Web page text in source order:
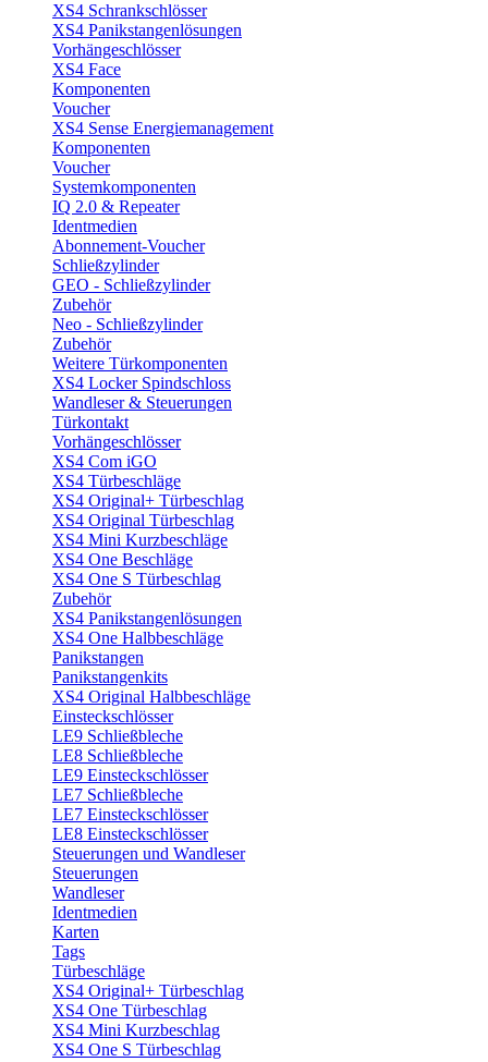
XS4 Schrankschlösser
XS4 Panikstangenlösungen
Vorhängeschlösser
XS4 Face
Komponenten
Voucher
XS4 Sense Energiemanagement
Komponenten
Voucher
Systemkomponenten
IQ 2.0 & Repeater
Identmedien
Abonnement-Voucher
Schließzylinder
GEO - Schließzylinder
Zubehör
Neo - Schließzylinder
Zubehör
Weitere Türkomponenten
XS4 Locker Spindschloss
Wandleser & Steuerungen
Türkontakt
Vorhängeschlösser
XS4 Com iGO
XS4 Türbeschläge
XS4 Original+ Türbeschlag
XS4 Original Türbeschlag
XS4 Mini Kurzbeschläge
XS4 One Beschläge
XS4 One S Türbeschlag
Zubehör
XS4 Panikstangenlösungen
XS4 One Halbbeschläge
Panikstangen
Panikstangenkits
XS4 Original Halbbeschläge
Einsteckschlösser
LE9 Schließbleche
LE8 Schließbleche
LE9 Einsteckschlösser
LE7 Schließbleche
LE7 Einsteckschlösser
LE8 Einsteckschlösser
Steuerungen und Wandleser
Steuerungen
Wandleser
Identmedien
Karten
Tags
Türbeschläge
XS4 Original+ Türbeschlag
XS4 One Türbeschlag
XS4 Mini Kurzbeschlag
XS4 One S Türbeschlag